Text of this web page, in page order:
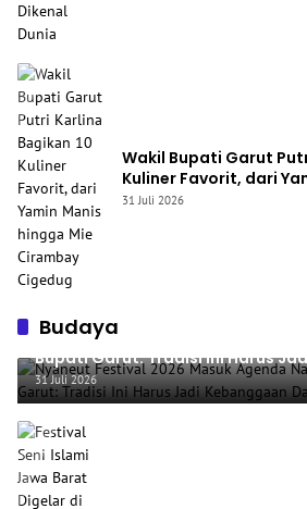
Wakil Bupati Garut
Kuliner Favorit, dari
Mie Cirambay Cigedug
31 Juli 2026
Budaya
Nyaneut Festival 2026 Masuk
Bupati Garut: Tradisi Ini Harus
Daerah
31 Juli 2026